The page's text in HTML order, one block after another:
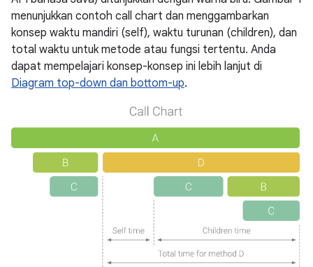
menunjukkan contoh call chart dan menggambarkan
konsep waktu mandiri (self), waktu turunan (children), dan
total waktu untuk metode atau fungsi tertentu. Anda
dapat mempelajari konsep-konsep ini lebih lanjut di
Diagram top-down dan bottom-up.